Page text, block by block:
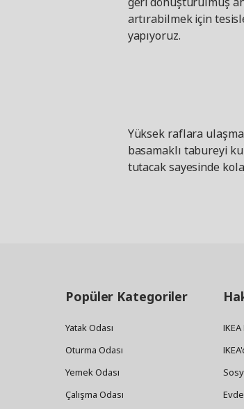
artırabilmek için
yapıyoruz.
Yüksek raflara
basamaklı tabureyi
tutacak sayesinde
Popüler Kategoriler
Yatak Odası
Oturma Odası
Yemek Odası
Çalışma Odası